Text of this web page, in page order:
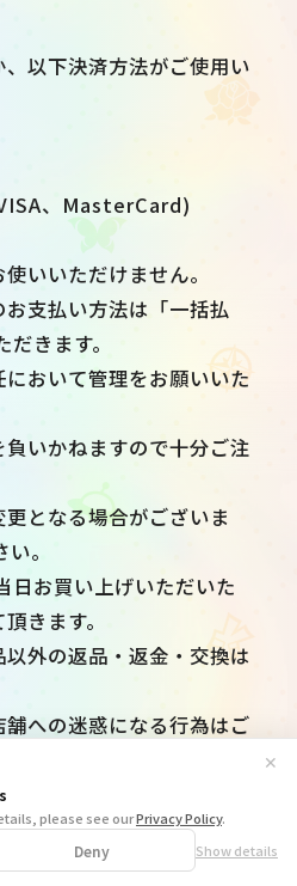
please see ourPrivacy Policy.
Deny Show details
✕
以下決済方法がご使用い
、MasterCard)
いいただけません。
支払い方法は「一括払
きます。
おいて管理をお願いいた
いかねますので十分ご注
となる場合がございま
。
お買い上げいただいた
きます。
外の返品・返金・交換は
への迷惑になる行為はご
、物販購入後から開場時
での待機はご遠慮くだ